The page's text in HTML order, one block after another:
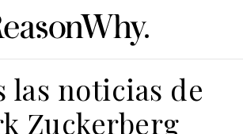
las noticias de
Zuckerberg